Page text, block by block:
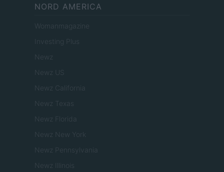
NORD AMERICA
Womanmagazine
Investing Plus
Newz
Newz US
Newz California
Newz Texas
Newz Florida
Newz New York
Newz Pennsylvania
Newz Illinois